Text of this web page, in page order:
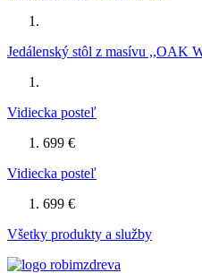
Jedálenský stôl z masívu ,,OAK
Vidiecka posteľ
699 €
Vidiecka posteľ
699 €
Všetky produkty a služby